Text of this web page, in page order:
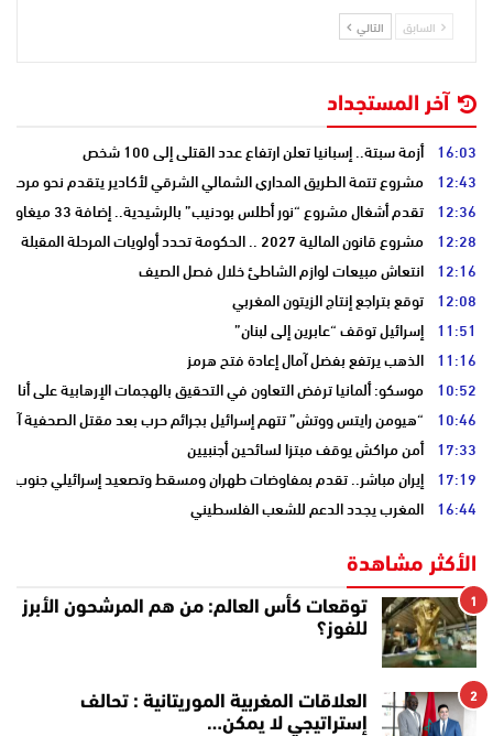
السابق التالي
آخر المستجداد
16:03 أزمة سبتة.. إسبانيا تعلن ارتفاع عدد القتلى إلى 100 شخص
12:43 مشروع تتمة الطريق المداري الشمالي الشرقي لأكادير يتقدم نحو مرحلة
12:36 تقدم أشغال مشروع “نور أطلس بودنيب” بالرشيدية.. إضافة 33 ميغاوات إلى الشبكة الوطنية
12:28 مشروع قانون المالية 2027 .. الحكومة تحدد أولويات المرحلة المقبلة
12:16 انتعاش مبيعات لوازم الشاطئ خلال فصل الصيف
12:08 توقع بتراجع إنتاج الزيتون المغربي
11:51 إسرائيل توقف “عابرين إلى لبنان”
11:16 الذهب يرتفع بفضل آمال إعادة فتح هرمز
10:52 موسكو: ألمانيا ترفض التعاون في التحقيق بالهجمات الإرهابية على
10:46 “هيومن رايتس ووتش” تتهم إسرائيل بجرائم حرب بعد مقتل الصحفية
17:33 أمن مراكش يوقف مبتزا لسائحين أجنبيين
17:19 إيران مباشر.. تقدم بمفاوضات طهران ومسقط وتصعيد إسرائيلي جنوب
16:44 المغرب يجدد الدعم للشعب الفلسطيني
الأكثر مشاهدة
1
توقعات كأس العالم: من هم المرشحون الأبرز
للفوز؟
2
العلاقات المغربية الموريتانية : تحالف
إستراتيجي لا يمكن…